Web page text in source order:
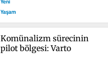
Yaşam
Komünalizm sürecinin
pilot bölgesi: Varto